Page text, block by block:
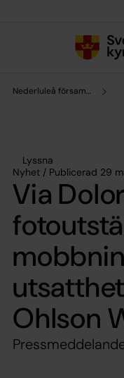
Nederluleå församling
Lyssna
Nyhet / Publicerad 29
Via
Ohlson